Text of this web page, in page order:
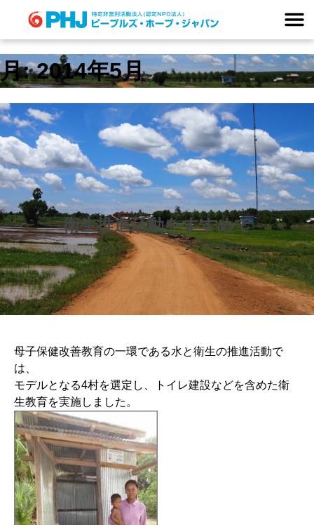
content
月:2014年5月
衛生推進活動をすすめて
母子保健改善教育の一環である水と衛生の推進活動で
は、
モデルとなる4村を選定し、トイレ建設などを含めた衛
生教育を実施しました。